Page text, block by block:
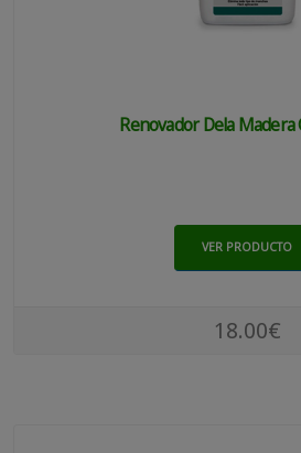
Renovador Dela Madera
VER PRODUCTO
18.00€